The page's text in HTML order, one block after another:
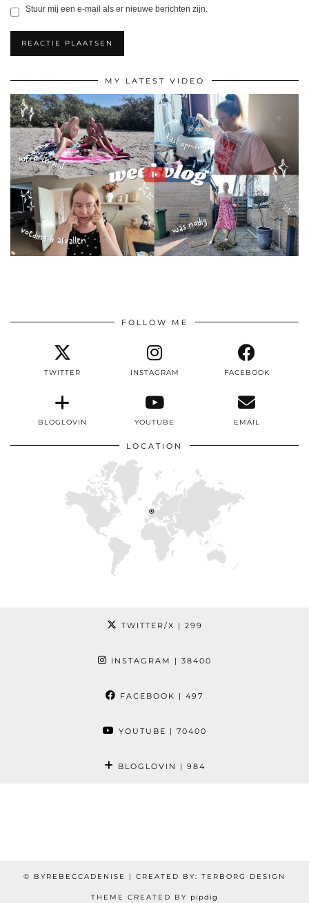
Stuur mij een e-mail als er nieuwe berichten zijn.
MY LATEST VIDEO
FOLLOW ME
TWITTER INSTAGRAM FACEBOOK
BLOGLOVIN YOUTUBE EMAIL
LOCATION
TWITTER/X | 299
INSTAGRAM | 38400
FACEBOOK | 497
YOUTUBE | 70400
BLOGLOVIN | 984
© BYREBECCADENISE | CREATED BY: TERBORG DESIGN
THEME CREATED BY pipdig